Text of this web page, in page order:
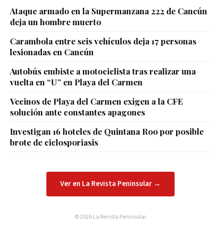
Ataque armado en la Supermanzana 222 de Cancún
deja un hombre muerto
Carambola entre seis vehículos deja 17 personas
lesionadas en Cancún
Autobús embiste a motociclista tras realizar una
vuelta en “U” en Playa del Carmen
Vecinos de Playa del Carmen exigen a la CFE
solución ante constantes apagones
Investigan 16 hoteles de Quintana Roo por posible
brote de ciclosporiasis
Ver en La Revista Peninsular →
© 2026 La Revista Peninsular